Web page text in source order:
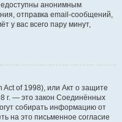
анонимным
отправка email-сообщений,
у вас всего пару минут,
Act of 1998), или Акт о защите
г. — это закон Соединённых
собирать информацию от
на это письменное согласие